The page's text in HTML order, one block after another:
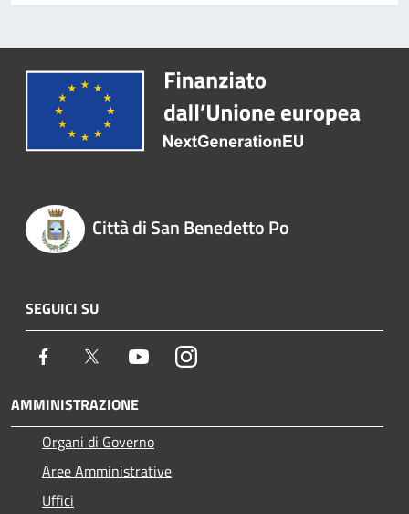
Città di San Benedetto Po
SEGUICI SU
Facebook Twitter YoutubeInstagram
AMMINISTRAZIONE
Organi di Governo
Aree Amministrative
Uffici